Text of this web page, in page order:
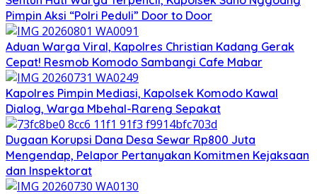
Pimpin Aksi “Polri Peduli” Door to Door
Aduan Warga Viral, Kapolres Christian Kadang Gerak
Cepat! Resmob Komodo Sambangi Cafe Mabar
Kapolres Pimpin Mediasi, Kapolsek Komodo Kawal
Dialog, Warga Mbehal-Rareng Sepakat
Dugaan Korupsi Dana Desa Sewar Rp800 Juta
Mengendap, Pelapor Pertanyakan Komitmen Kejaksaan
dan Inspektorat